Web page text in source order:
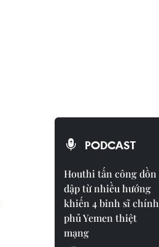
PODCAST
Houthi tấn công dồn
dập từ nhiều hướng
khiến 4 binh sĩ chính
phủ Yemen thiệt
mạng